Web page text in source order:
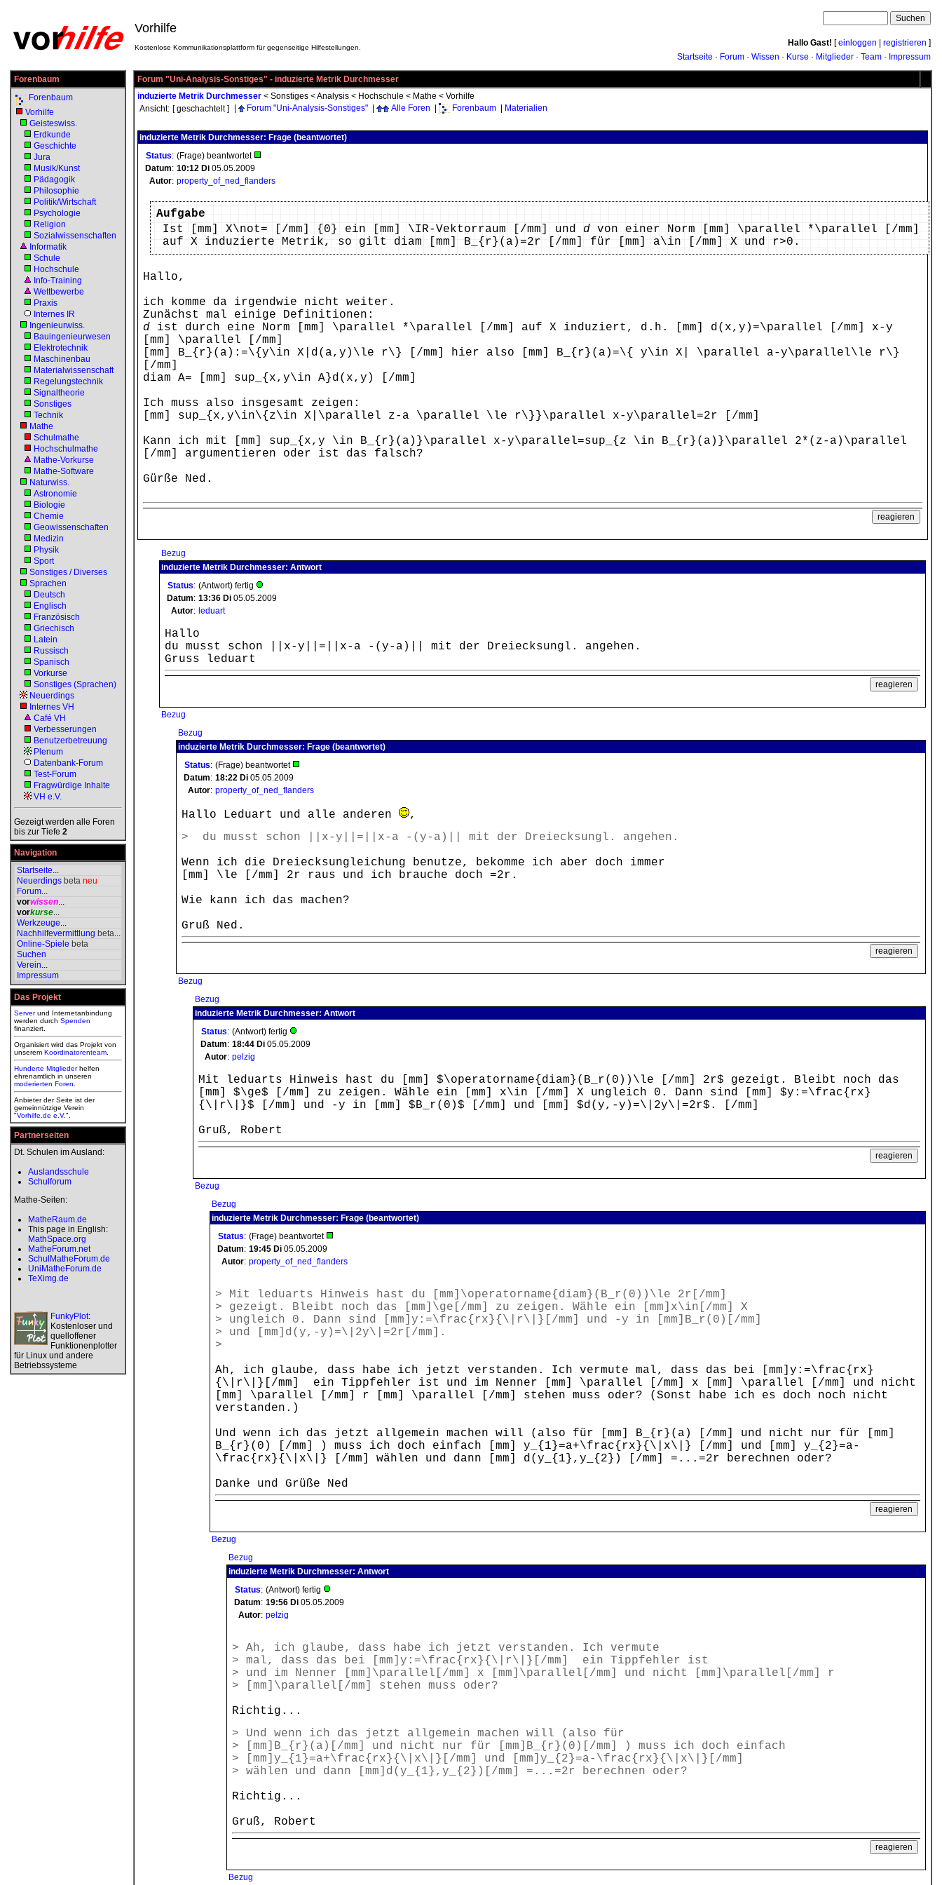
Vorhilfe
Kostenlose Kommunikationsplattform für gegenseitige Hilfestellungen. Hallo Gast! [einloggen registrieren ]
Startseite · Forum · Wissen · Kurse · Mitglieder · Team · Impressum
Forenbaum
Forenbaum
Vorhilfe
Geisteswiss.
Erdkunde
Geschichte
Jura
Musik/Kunst
Pädagogik
Philosophie
Politik/Wirtschaft
Psychologie
Religion
Sozialwissenschaften
Informatik
Schule
Hochschule
Info-Training
Wettbewerbe
Praxis
Internes IR
Ingenieurwiss.
Bauingenieurwesen
Elektrotechnik
Maschinenbau
Materialwissenschaft
Regelungstechnik
Signaltheorie
Sonstiges
Technik
Mathe
Schulmathe
Hochschulmathe
Mathe-Vorkurse
Mathe-Software
Naturwiss.
Astronomie
Biologie
Chemie
Geowissenschaften
Medizin
Physik
Sport
Sonstiges / Diverses
Sprachen
Deutsch
Englisch
Französisch
Griechisch
Latein
Russisch
Spanisch
Vorkurse
Sonstiges (Sprachen)
Neuerdings
Internes VH
Café VH
Verbesserungen
Benutzerbetreuung
Plenum
Datenbank-Forum
Test-Forum
Fragwürdige Inhalte
VH e.V.
Gezeigt werden alle Foren
bis zur Tiefe 2
Navigation
Startseite...
Neuerdings beta neu
Forum...
vorwissen...
vorkurse...
Werkzeuge...
Nachhilfevermittlung beta...
Online-Spiele beta
Suchen
Verein...
Impressum
Das Projekt
Serverund Internetanbindung
werden durch Spenden
finanziert.
Organisiert wird das Projekt von
unserem Koordinatorenteam
Hunderte Mitgliederhelfen
ehrenamtlich in unseren
moderierten Foren
Anbieter der Seite ist der
gemeinnützige Verein
"Vorhilfe.de e.V.".
Partnerseiten
Dt. Schulen im Ausland:
Auslandsschule
Schulforum
Mathe-Seiten:
MatheRaum.de
This page in English:
MathSpace.org
MatheForum.net
SchulMatheForum.de
UniMatheForum.de
TeXimg.de
FunkyPlot:
Kostenloser und
quelloffener
Funktionenplotter
für Linux und andere
Betriebssysteme
Forum "Uni-Analysis-Sonstiges" - induzierte Metrik Durchmesser
induzierte Metrik Durchmesser < Sonstiges <Analysis < Hochschule < Mathe < Vorhilfe
Ansicht: [ geschachtelt ] Forum "Uni-Analysis-Sonstiges" Alle Foren Forenbaum Materialien
induzierte Metrik Durchmesser: Frage (beantwortet)
Status: (Frage) beantwortet
Datum: 10:12 Di 05.05.2009
Autor: property_of_ned_flanders
Aufgabe
Ist [mm] X\not= [/mm] {0} ein [mm] \IR-Vektorraum [/mm] und d von einer Norm [mm] \parallel *\parallel [/mm]
auf X induzierte Metrik, so gilt diam [mm] B_{r}(a)=2r [/mm] für [mm] a\in [/mm] X und r>0.
Hallo,
ich komme da irgendwie nicht weiter.
Zunächst mal einige Definitionen:
d ist durch eine Norm [mm] \parallel *\parallel [/mm] auf X induziert, d.h. [mm] d(x,y)=\parallel [/mm] x-y
[mm] \parallel [/mm]
[mm] B_{r}(a):=\{y\in X|d(a,y)\le r\} [/mm] hier also [mm] B_{r}(a)=\{ y\in X| \parallel a-y\parallel\le r\}
[/mm]
diam A= [mm] sup_{x,y\in A}d(x,y) [/mm]
Ich muss also insgesamt zeigen:
[mm] sup_{x,y\in\{z\in X|\parallel z-a \parallel \le r\}}\parallel x-y\parallel=2r [/mm]
Kann ich mit [mm] sup_{x,y \in B_{r}(a)}\parallel x-y\parallel=sup_{z \in B_{r}(a)}\parallel 2*(z-a)\parallel
[/mm] argumentieren oder ist das falsch?
Gürße Ned.
Bezug
induzierte Metrik Durchmesser: Antwort
Status: (Antwort) fertig
Datum: 13:36 Di 05.05.2009
Autor: leduart
Hallo
du musst schon ||x-y||=||x-a -(y-a)|| mit der Dreiecksungl. angehen.
Gruss leduart
Bezug
Bezug
induzierte Metrik Durchmesser: Frage (beantwortet)
Status: (Frage) beantwortet
Datum: 18:22 Di 05.05.2009
Autor: property_of_ned_flanders
Hallo Leduart und alle anderen
,
> du musst schon ||x-y||=||x-a -(y-a)|| mit der Dreiecksungl. angehen.
Wenn ich die Dreiecksungleichung benutze, bekomme ich aber doch immer
[mm] \le [/mm] 2r raus und ich brauche doch =2r.
Wie kann ich das machen?
Gruß Ned.
Bezug
Bezug
induzierte Metrik Durchmesser: Antwort
Status: (Antwort) fertig
Datum: 18:44 Di 05.05.2009
Autor: pelzig
Mit leduarts Hinweis hast du [mm] $\operatorname{diam}(B_r(0))\le [/mm] 2r$ gezeigt. Bleibt noch das
[mm] $\ge$ [/mm] zu zeigen. Wähle ein [mm] x\in [/mm] X ungleich 0. Dann sind [mm] $y:=\frac{rx}
{\|r\|}$ [/mm] und -y in [mm] $B_r(0)$ [/mm] und [mm] $d(y,-y)=\|2y\|=2r$. [/mm]
Gruß, Robert
Bezug
Bezug
induzierte Metrik Durchmesser: Frage (beantwortet)
Status: (Frage) beantwortet
Datum: 19:45 Di 05.05.2009
Autor: property_of_ned_flanders
> Mit leduarts Hinweis hast du [mm]\operatorname{diam}(B_r(0))\le 2r[/mm]
> gezeigt. Bleibt noch das [mm]\ge[/mm] zu zeigen. Wähle ein [mm]x\in[/mm] X
> ungleich 0. Dann sind [mm]y:=\frac{rx}{\|r\|}[/mm] und -y in [mm]B_r(0)[/mm]
> und [mm]d(y,-y)=\|2y\|=2r[/mm].
>
Ah, ich glaube, dass habe ich jetzt verstanden. Ich vermute mal, dass das bei [mm]y:=\frac{rx}
{\|r\|}[/mm] ein Tippfehler ist und im Nenner [mm] \parallel [/mm] x [mm] \parallel [/mm] und nicht
[mm] \parallel [/mm] r [mm] \parallel [/mm] stehen muss oder? (Sonst habe ich es doch noch nicht
verstanden.)
Und wenn ich das jetzt allgemein machen will (also für [mm] B_{r}(a) [/mm] und nicht nur für [mm]
B_{r}(0) [/mm] ) muss ich doch einfach [mm] y_{1}=a+\frac{rx}{\|x\|} [/mm] und [mm] y_{2}=a-
\frac{rx}{\|x\|} [/mm] wählen und dann [mm] d(y_{1},y_{2}) [/mm] =...=2r berechnen oder?
Danke und Grüße Ned
Bezug
Bezug
induzierte Metrik Durchmesser: Antwort
Status: (Antwort) fertig
Datum: 19:56 Di 05.05.2009
Autor: pelzig
> Ah, ich glaube, dass habe ich jetzt verstanden. Ich vermute
> mal, dass das bei [mm]y:=\frac{rx}{\|r\|}[/mm] ein Tippfehler ist
> und im Nenner [mm]\parallel[/mm] x [mm]\parallel[/mm] und nicht [mm]\parallel[/mm] r
> [mm]\parallel[/mm] stehen muss oder?
Richtig...
> Und wenn ich das jetzt allgemein machen will (also für
> [mm]B_{r}(a)[/mm] und nicht nur für [mm]B_{r}(0)[/mm] ) muss ich doch einfach
> [mm]y_{1}=a+\frac{rx}{\|x\|}[/mm] und [mm]y_{2}=a-\frac{rx}{\|x\|}[/mm]
> wählen und dann [mm]d(y_{1},y_{2})[/mm] =...=2r berechnen oder?
Richtig...
Gruß, Robert
Bezug